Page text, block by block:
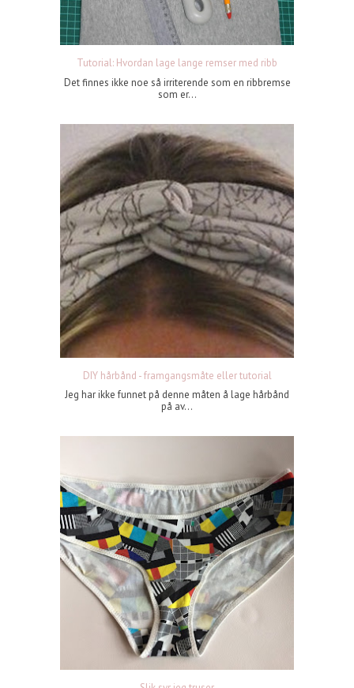
Tutorial: Hvordan lage lange remser med ribb
Det finnes ikke noe så irriterende som en ribbremse
som er...
DIY hårbånd - framgangsmåte eller tutorial
Jeg har ikke funnet på denne måten å lage hårbånd
på av...